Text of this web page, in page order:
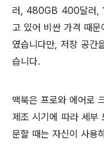
러, 480GB 400달러,
고 있어 비싼 가격 때
였습니다만, 저장 공간
습니다.
맥북은 프로와 에어로
제조 시기에 따라 세부
문할 때는 자신이 사용